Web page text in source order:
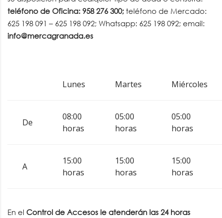
teléfono de Oficina: 958 276 300; teléfono de Mercado:
625 198 091 – 625 198 092; Whatsapp: 625 198 092; email:
info@mercagranada.es
Lunes Martes Miércoles
De
08:00
horas
05:00
horas
05:00
horas
A
15:00
horas
15:00
horas
15:00
horas
En el Control de Accesos le atenderán las 24 horas